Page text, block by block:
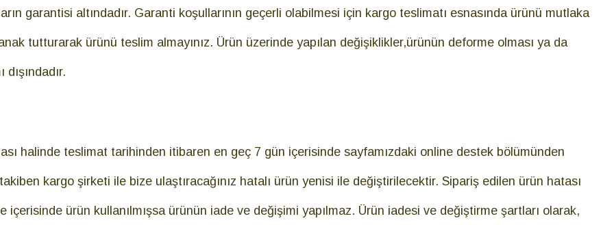
garantisi altındadır. Garanti koşullarının geçerli olabilmesi için kargo teslimatı esnasında ürünü mutlaka
tutturarak ürünü teslim almayınız. Ürün üzerinde yapılan değişiklikler,ürünün deforme olması ya da
halinde teslimat tarihinden itibaren en geç 7 gün içerisinde sayfamızdaki online destek bölümünden
kargo şirketi ile bize ulaştıracağınız hatalı ürün yenisi ile değiştirilecektir. Sipariş edilen ürün hatası
içerisinde ürün kullanılmışsa ürünün iade ve değişimi yapılmaz. Ürün iadesi ve değiştirme şartları olarak,